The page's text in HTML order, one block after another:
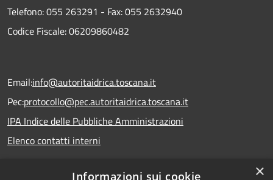
Telefono:055 263291 - Fax:055 2632940
Codice Fiscale: 06209860482
Email:info@autoritaidrica.toscana.it
Pec:protocollo@pec.autoritaidrica.toscana.it
IPA Indice delle Pubbliche Amministrazioni
Elenco contatti interni
×
Informazioni sui cookie